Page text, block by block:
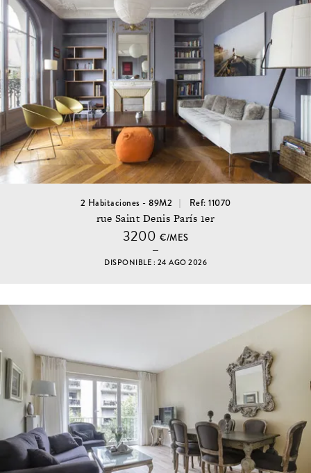
2 Habitaciones - 89M2 Ref: 11070
rue Saint Denis París 1er
3200 €/MES
DISPONIBLE : 24 AGO 2026